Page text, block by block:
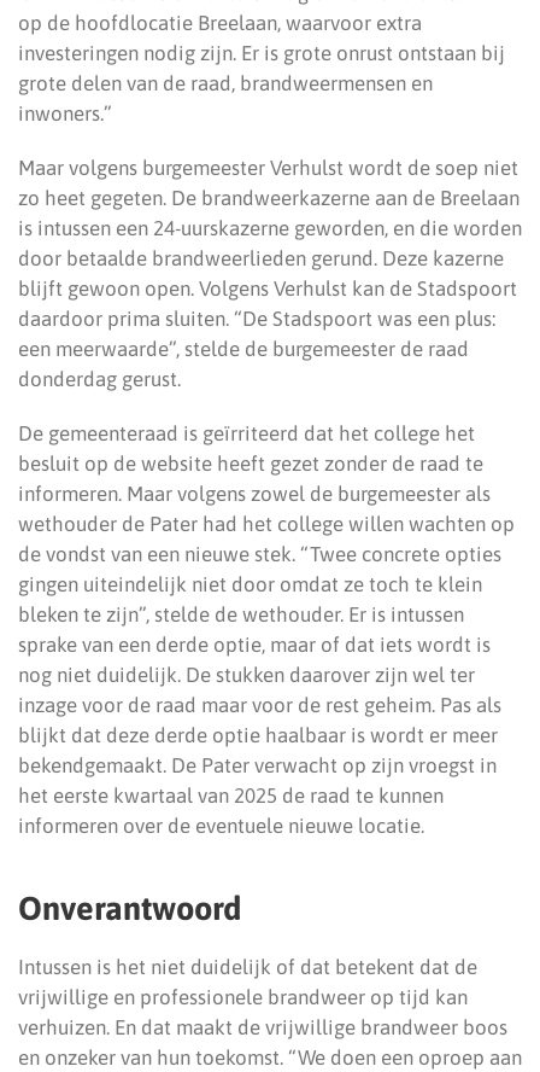
op de hoofdlocatie Breelaan, waarvoor extra
investeringen nodig zijn. Er is grote onrust ontstaan bij
grote delen van de raad, brandweermensen en
inwoners.”
Maar volgens burgemeester Verhulst wordt de soep niet
zo heet gegeten. De brandweerkazerne aan de Breelaan
is intussen een 24-uurskazerne geworden, en die worden
door betaalde brandweerlieden gerund. Deze kazerne
blijft gewoon open. Volgens Verhulst kan de Stadspoort
daardoor prima sluiten. “De Stadspoort was een plus:
een meerwaarde”, stelde de burgemeester de raad
donderdag gerust.
De gemeenteraad is geïrriteerd dat het college het
besluit op de website heeft gezet zonder de raad te
informeren. Maar volgens zowel de burgemeester als
wethouder de Pater had het college willen wachten op
de vondst van een nieuwe stek. “Twee concrete opties
gingen uiteindelijk niet door omdat ze toch te klein
bleken te zijn”, stelde de wethouder. Er is intussen
sprake van een derde optie, maar of dat iets wordt is
nog niet duidelijk. De stukken daarover zijn wel ter
inzage voor de raad maar voor de rest geheim. Pas als
blijkt dat deze derde optie haalbaar is wordt er meer
bekendgemaakt. De Pater verwacht op zijn vroegst in
het eerste kwartaal van 2025 de raad te kunnen
informeren over de eventuele nieuwe locatie.
Onverantwoord
Intussen is het niet duidelijk of dat betekent dat de
vrijwillige en professionele brandweer op tijd kan
verhuizen. En dat maakt de vrijwillige brandweer boos
en onzeker van hun toekomst. “We doen een oproep aan